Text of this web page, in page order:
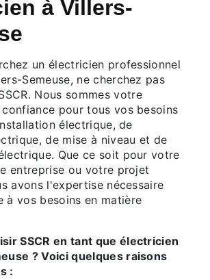
à Villers-
un électricien professionnel
Semeuse, ne cherchez pas
Nous sommes votre
pour tous vos besoins
électrique, de
de mise à niveau et de
Que ce soit pour votre
entreprise ou votre projet
avons l'expertise nécessaire
à vos besoins en matière
SSCR en tant que électricien
? Voici quelques raisons
: